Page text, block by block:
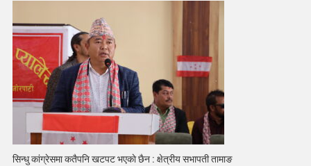
सिन्धु कांग्रेसमा कतैपनि खटपट भएकाे छैन : क्षेत्रीय सभापती तामाङ